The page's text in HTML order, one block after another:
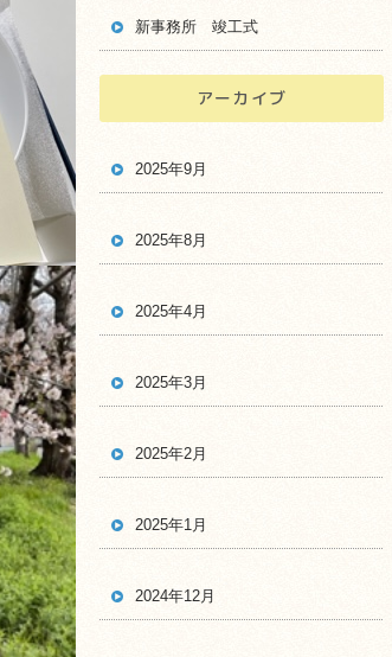
新事務所 竣工式
アーカイブ
2025年9月
2025年8月
2025年4月
2025年3月
2025年2月
2025年1月
2024年12月